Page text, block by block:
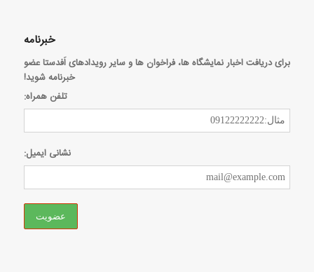
خبرنامه
برای دریافت اخبار نمایشگاه ها، فراخوان ها و سایر رویدادهای اَفدستا عضو
خبرنامه شوید!
تلفن همراه:
نشانی ایمیل: